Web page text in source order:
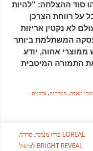
סוד ההצלחה: "להיות
על רווחת הצרכן
לא נקטין אריזות
המשתלמת ביותר
ממוצרי אחוה, יודע
את התמורה המיטבית
מאפה, ממרחים, צרכנות.
LOREAL פריז מציגה: סדרת
BRIGHT REVEAL לטיפול